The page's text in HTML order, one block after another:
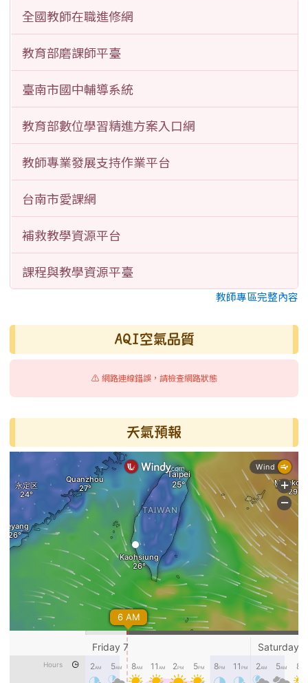
全國教師在職進修網
教育部磨課師平臺
臺南市國中輔導系統
教育部數位學習精進方案入口網
教師專業發展支持作業平台
台南市愛課網
補救教學資源平台
課程與教學資源平臺
教師專區完整內容
AQI空氣品質
⚠️ 網路連線錯誤，請檢查網路狀態
天氣預報